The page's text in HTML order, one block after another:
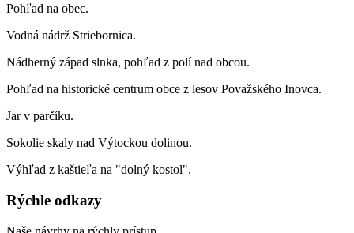
Pohľad na obec.
Vodná nádrž Striebornica.
Nádherný západ slnka, pohľad z polí nad obcou.
Pohľad na historické centrum obce z lesov Považského Inovca.
Jar v parčíku.
Sokolie skaly nad Výtockou dolinou.
Výhľad z kaštieľa na "dolný kostol".
Rýchle odkazy